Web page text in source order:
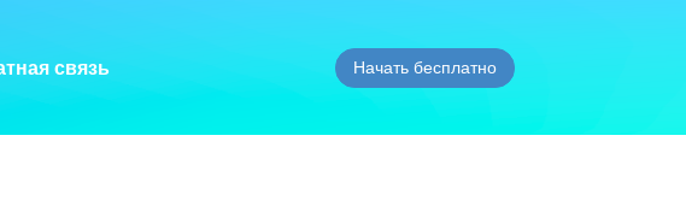
связь Начать бесплатно